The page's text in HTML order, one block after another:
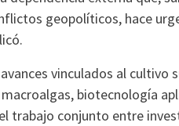
geopolíticos, hace
vinculados al cultivo
biotecnología
trabajo conjunto entre